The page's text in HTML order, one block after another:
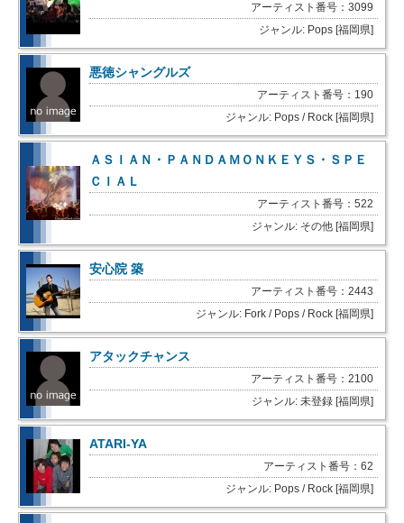
アーティスト番号：3099
ジャンル: Pops [福岡県]
悪徳シャングルズ
アーティスト番号：190
ジャンル: Pops / Rock [福岡県]
ＡＳＩＡＮ・ＰＡＮＤＡＭＯＮＫＥＹＳ・ＳＰＥ
ＣＩＡＬ
アーティスト番号：522
ジャンル: その他 [福岡県]
安心院 築
アーティスト番号：2443
ジャンル: Fork / Pops / Rock [福岡県]
アタックチャンス
アーティスト番号：2100
ジャンル: 未登録 [福岡県]
ATARI-YA
アーティスト番号：62
ジャンル: Pops / Rock [福岡県]